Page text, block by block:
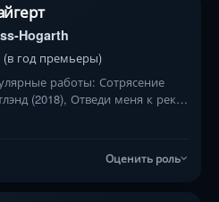
Hogarth
(в год премьеры)
работы: Сотрясение
(2018), Отведи меня к реке
Оценить роль